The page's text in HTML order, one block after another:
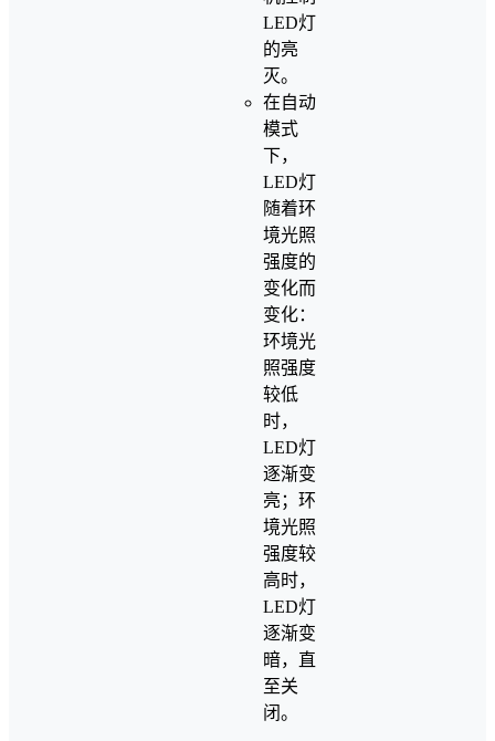
LED灯
的亮
灭。
在自动
模式
下，
LED灯
随着环
境光照
强度的
变化而
变化：
环境光
照强度
较低
时，
LED灯
逐渐变
亮；环
境光照
强度较
高时，
LED灯
逐渐变
暗，直
至关
闭。